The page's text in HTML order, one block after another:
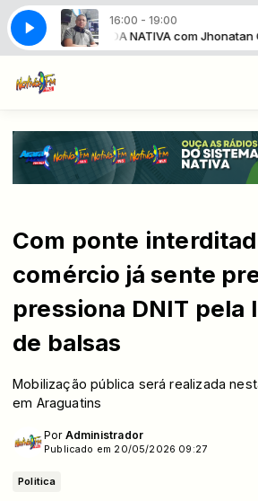
16:00 - 19:00
BAILÃO DA NATIVA com
Com ponte
comércio já sente
pressiona DNIT pela
de balsas
Mobilização pública será realizada
em Araguatins
Por Administrador
Publicado em 20/05/2026 09:27
Politica